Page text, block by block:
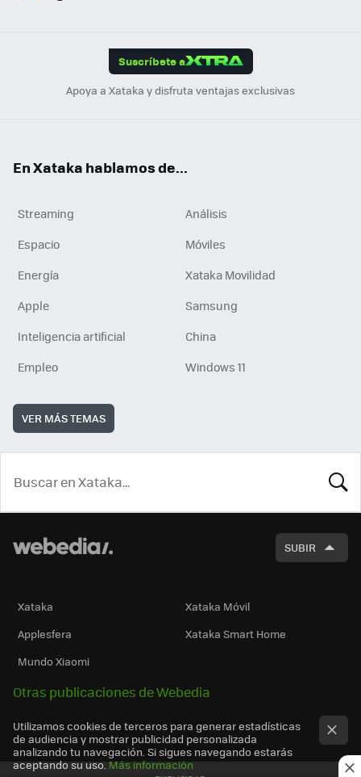
Suscríbete a
Apoya a Xataka y disfruta ventajas exclusivas
En Xataka hablamos de...
Streaming
Análisis
Espacio
Móviles
Energía
Xataka Movilidad
Apple
Samsung
Inteligencia artificial
China
Empleo
Windows 11
VER MÁS TEMAS
SUBIR
Xataka
Xataka Móvil
Applesfera
Xataka Smart Home
Mundo Xiaomi
Otras publicaciones de Webedia
Utilizamos cookies de terceros para generar estadísticas
de audiencia y mostrar publicidad personalizada
analizando tu navegación. Si sigues navegando estarás
aceptando su uso. Más información